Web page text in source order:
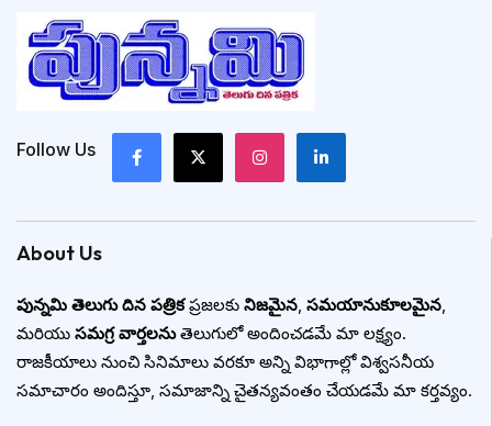
Follow Us
About Us
పున్నమి తెలుగు దిన పత్రికప్రజలకు నిజమైన, సమయానుకూలమైన,
మరియు సమగ్ర వార్తలనుతెలుగులో అందించడమే మా లక్ష్యం.
రాజకీయాలు నుంచి సినిమాలు వరకూ అన్ని విభాగాల్లో విశ్వసనీయ
సమాచారం అందిస్తూ, సమాజాన్ని చైతన్యవంతం చేయడమే మా కర్తవ్యం.